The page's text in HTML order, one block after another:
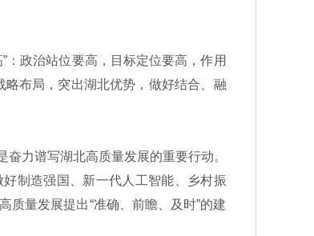
政治站位要高，目标定位要高，作用
略布局，突出湖北优势，做好结合、融
力谱写湖北高质量发展的重要行动。
制造强国、新一代人工智能、乡村振
量发展提出“准确、前瞻、及时”的建